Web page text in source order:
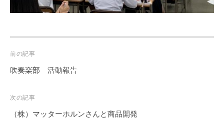
Post
navigation
前の記事
吹奏楽部 活動報告
次の記事
（株）マッターホルンさんと商品開発